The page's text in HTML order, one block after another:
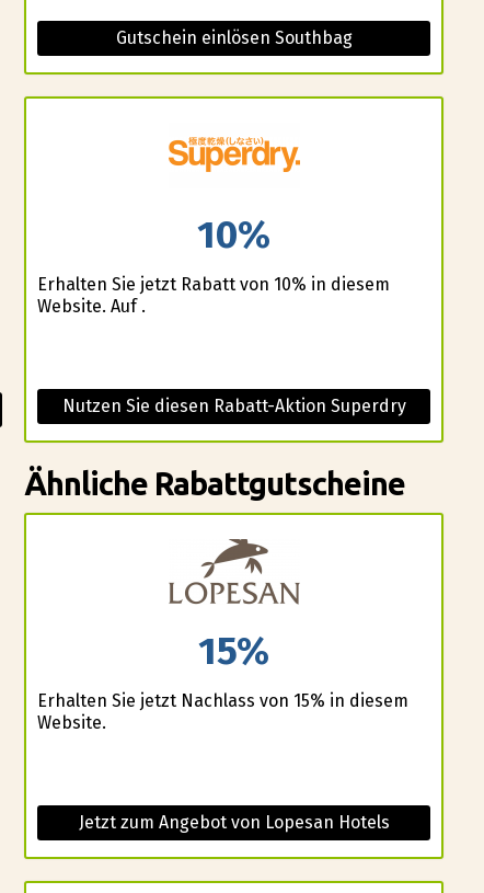
Gutschein einlösen Southbag
10%
Erhalten Sie jetzt Rabatt von 10% in diesem
Website. Auf .
Nutzen Sie diesen Rabatt-Aktion Superdry
Ähnliche Rabattgutscheine
15%
Erhalten Sie jetzt Nachlass von 15% in diesem
Website.
Jetzt zum Angebot von Lopesan Hotels